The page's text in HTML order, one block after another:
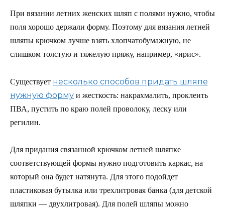
При вязании летних женских шляп с полями нужно, чтобы
поля хорошо держали форму. Поэтому для вязания летней
шляпы крючком лучше взять хлопчатобумажную, не
слишком толстую и тяжелую пряжу, например, «ирис».
Существует несколько способов придать шляпе
нужную форму и жесткость: накрахмалить, проклеить
ПВА, пустить по краю полей проволоку, леску или
регилин.
Для придания связанной крючком летней шляпке
соответствующей формы нужно подготовить каркас, на
который она будет натянута. Для этого подойдет
пластиковая бутылка или трехлитровая банка (для детской
шляпки — двухлитровая). Для полей шляпы можно